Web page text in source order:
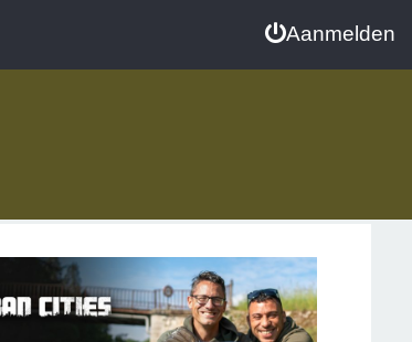
Aanmelden